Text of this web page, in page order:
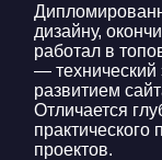
дизайну,
работал в
— технический
развитием
Отличается
практического
проектов.